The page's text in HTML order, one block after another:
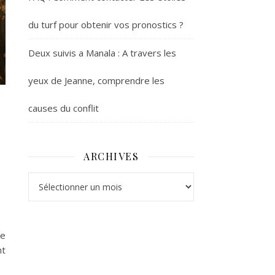
du turf pour obtenir vos pronostics ?
Deux suivis a Manala : A travers les
yeux de Jeanne, comprendre les
causes du conflit
ARCHIVES